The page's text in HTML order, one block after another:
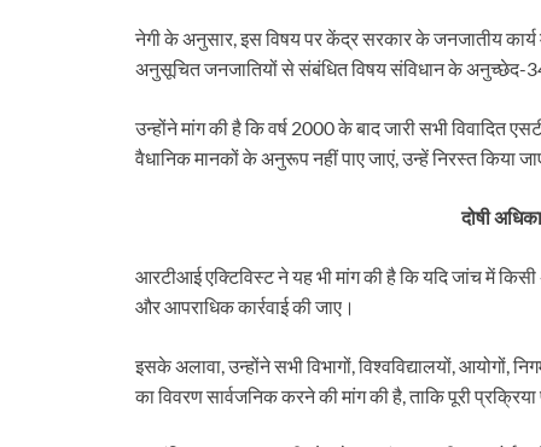
नेगी के अनुसार, इस विषय पर केंद्र सरकार के जनजातीय कार्य
अनुसूचित जनजातियों से संबंधित विषय संविधान के अनुच्छेद-
उन्होंने मांग की है कि वर्ष 2000 के बाद जारी सभी विवादित
वैधानिक मानकों के अनुरूप नहीं पाए जाएं, उन्हें निरस्त किया
दोषी
आरटीआई एक्टिविस्ट ने यह भी मांग की है कि यदि जांच में
और आपराधिक कार्रवाई की जाए।
इसके अलावा, उन्होंने सभी विभागों, विश्वविद्यालयों, आयोगों,
का विवरण सार्वजनिक करने की मांग की है, ताकि पूरी